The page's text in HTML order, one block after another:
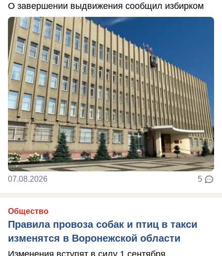
О завершении выдвижения сообщил избирком
07.08.2026 5
Общество
Правила провоза собак и птиц в такси
изменятся в Воронежской области
Изменения вступят в силу 1 сентября